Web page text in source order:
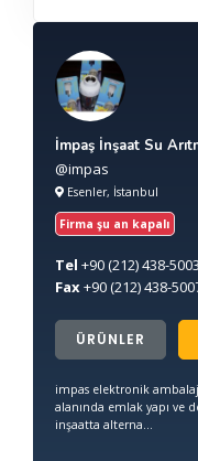
İmpaş İnşaat Su
@impas
Esenler, İstanbul
Firma şu an kapalı
Tel +90(212) 438-5003
Fax+90(212) 438-
ÜRÜNLER
impas elektronik
alanında emlak yapı ve
inşaatta alterna...